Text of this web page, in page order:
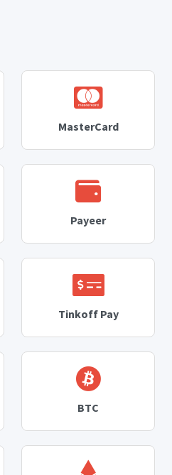
MasterCard
Payeer
Tinkoff Pay
BTC